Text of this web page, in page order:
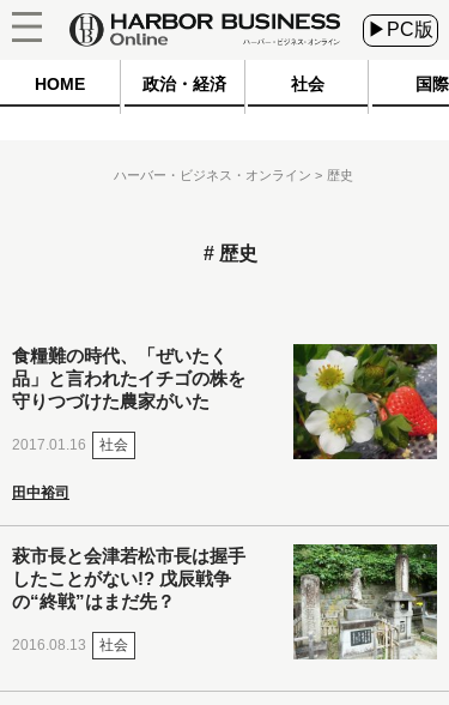
▶PC版
HOME 政治・経済 社会 国際
ハーバー・ビジネス・オンライン 歴史
歴史
食糧難の時代、「ぜいたく
品」と言われたイチゴの株を
守りつづけた農家がいた
2017.01.16 社会
田中裕司
萩市長と会津若松市長は握手
したことがない!? 戊辰戦争
の“終戦”はまだ先？
2016.08.13 社会